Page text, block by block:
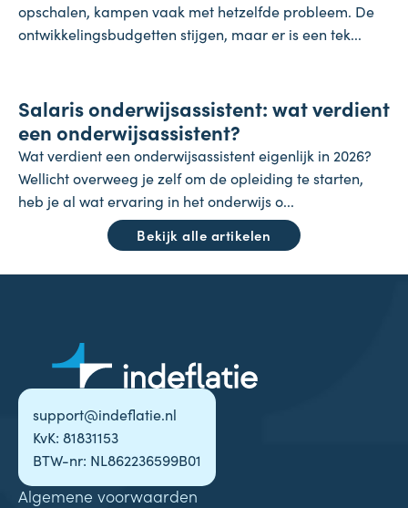
opschalen, kampen vaak met hetzelfde probleem. De
ontwikkelingsbudgetten stijgen, maar er is een tek...
24 juli 2026
Salaris onderwijsassistent: wat verdient
een onderwijsassistent?
Wat verdient een onderwijsassistent eigenlijk in 2026?
Wellicht overweeg je zelf om de opleiding te starten,
heb je al wat ervaring in het onderwijs o...
Bekijk alle artikelen
support@indeflatie.nl
KvK: 81831153
BTW-nr: NL862236599B01
Algemene voorwaarden